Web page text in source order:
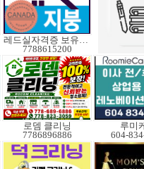
레드실자격증 보유업체
7788615200
로뎀 클리닝
7786896886
루미
604-